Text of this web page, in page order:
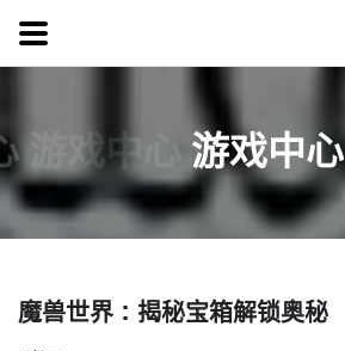
游戏中心 游戏中心
魔兽世界：揭秘宝箱解锁奥秘